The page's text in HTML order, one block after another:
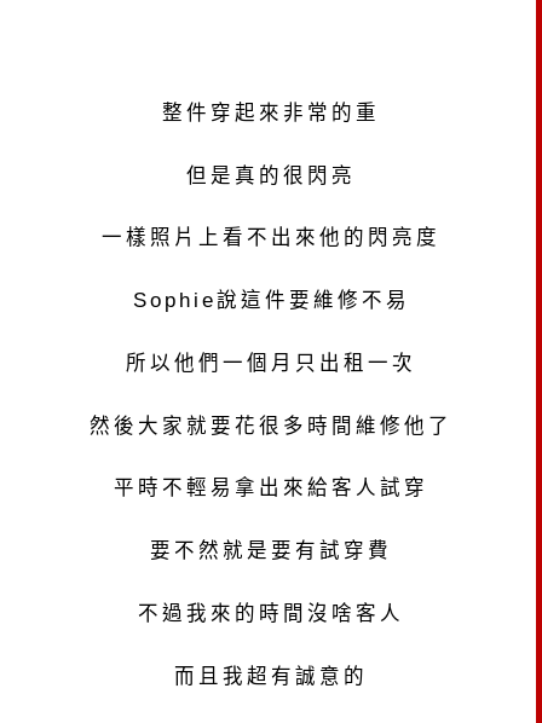
整件穿起來非常的重
但是真的很閃亮
一樣照片上看不出來他的閃亮度
Sophie說這件要維修不易
所以他們一個月只出租一次
然後大家就要花很多時間維修他了
平時不輕易拿出來給客人試穿
要不然就是要有試穿費
不過我來的時間沒啥客人
而且我超有誠意的